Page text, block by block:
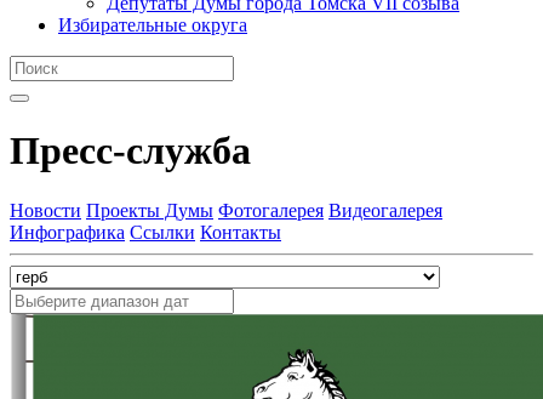
Избирательные округа
Пресс-служба
Новости Проекты Думы Фотогалерея Видеогалерея
Инфографика Ссылки Контакты